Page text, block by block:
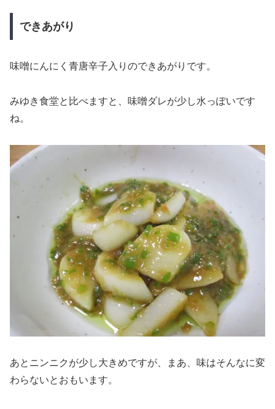
できあがり
味噌にんにく青唐辛子入りのできあがりです。
みゆき食堂と比べますと、味噌ダレが少し水っぽいです
ね。
あとニンニクが少し大きめですが、まあ、味はそんなに変
わらないとおもいます。